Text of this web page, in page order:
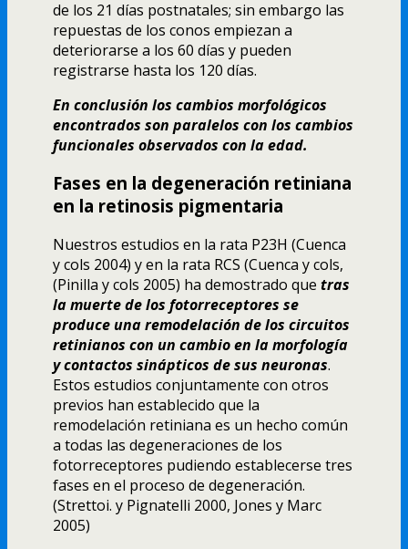
de los 21 dí­as postnatales; sin embargo las
repuestas de los conos empiezan a
deteriorarse a los 60 dí­as y pueden
registrarse hasta los 120 dí­as.
En conclusión los cambios morfológicos
encontrados son paralelos con los cambios
funcionales observados con la edad.
Fases en la degeneración retiniana
en la retinosis pigmentaria
Nuestros estudios en la rata P23H (Cuenca
y cols 2004) y en la rata RCS (Cuenca y cols,
(Pinilla y cols 2005) ha demostrado que tras
la muerte de los fotorreceptores se
produce una remodelación de los circuitos
retinianos con un cambio en la morfologí­a
y contactos sinápticos de sus neuronas.
Estos estudios conjuntamente con otros
previos han establecido que la
remodelación retiniana es un hecho común
a todas las degeneraciones de los
fotorreceptores pudiendo establecerse tres
fases en el proceso de degeneración.
(Strettoi. y Pignatelli 2000, Jones y Marc
2005)